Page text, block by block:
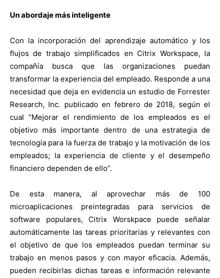
Un abordaje más inteligente
Con la incorporación del aprendizaje automático y los
flujos de trabajo simplificados en Citrix Workspace, la
compañía busca que las organizaciones puedan
transformar la experiencia del empleado. Responde a una
necesidad que deja en evidencia un estudio de Forrester
Research, Inc. publicado en febrero de 2018, según el
cual “Mejorar el rendimiento de los empleados es el
objetivo más importante dentro de una estrategia de
tecnología para la fuerza de trabajo y la motivación de los
empleados; la experiencia de cliente y el desempeño
financiero dependen de ello”.
De esta manera, al aprovechar más de 100
microaplicaciones preintegradas para servicios de
software populares, Citrix Worskpace puede señalar
automáticamente las tareas prioritarias y relevantes con
el objetivo de que los empleados puedan terminar su
trabajo en menos pasos y con mayor eficacia. Además,
pueden recibirlas dichas tareas e información relevante